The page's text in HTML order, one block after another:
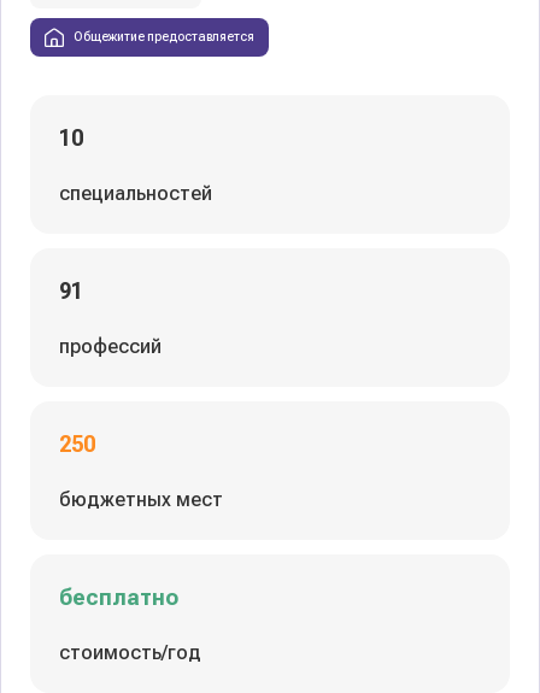
Общежитие предоставляется
10
специальностей
91
профессий
250
бюджетных мест
бесплатно
стоимость/год